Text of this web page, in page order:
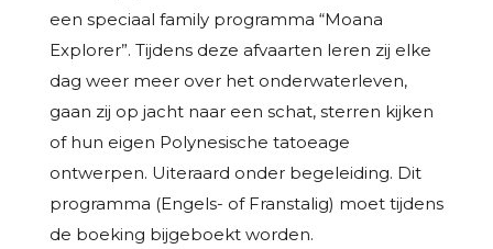
een speciaal family programma “Moana
Explorer”. Tijdens deze afvaarten leren zij elke
dag weer meer over het onderwaterleven,
gaan zij op jacht naar een schat, sterren kijken
of hun eigen Polynesische tatoeage
ontwerpen. Uiteraard onder begeleiding. Dit
programma (Engels- of Franstalig) moet tijdens
de boeking bijgeboekt worden.